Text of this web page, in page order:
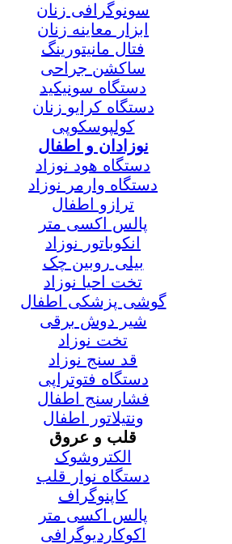
سونوگرافی زنان
ابزار معاینه زنان
فتال مانیتورینگ
ساکشن جراحی
دستگاه سونیکید
دستگاه کرایو زنان
کولپوسکوپی
نوزادان و اطفال
دستگاه هود نوزاد
دستگاه وارمر نوزاد
ترازو اطفال
پالس اکسی متر
انکوباتور نوزاد
بیلی روبین چک
تخت احیا نوزاد
گوشی پزشکی اطفال
شیر دوش برقی
تخت نوزاد
قد سنج نوزاد
دستگاه فتوتراپی
فشارسنج اطفال
ونتیلاتور اطفال
قلب و عروق
الکتروشوک
دستگاه نوار قلب
کاپنوگراف
پالس اکسی متر
اکوکاردیوگرافی